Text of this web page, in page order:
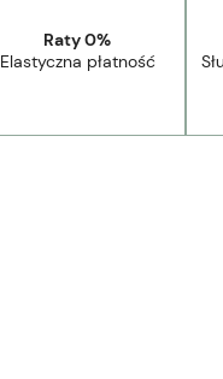
Raty 0%
Elastyczna płatność